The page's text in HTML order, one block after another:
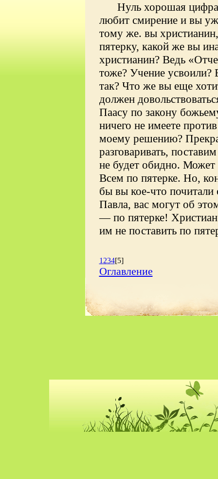
Нуль хорошая
любит смирение и вы
тому же. вы
пятерку, какой же вы
христианин? Ведь
тоже? Учение усвоили?
так? Что же вы еще
должен
Паасу по закону
ничего не имеете
моему решению?
разговаривать,
не будет обидно. Может
Всем по пятерке. Но,
бы вы кое-что почитали
Павла, вас могут об
— по пятерке!
им не поставить по
1 234[5]
Оглавление